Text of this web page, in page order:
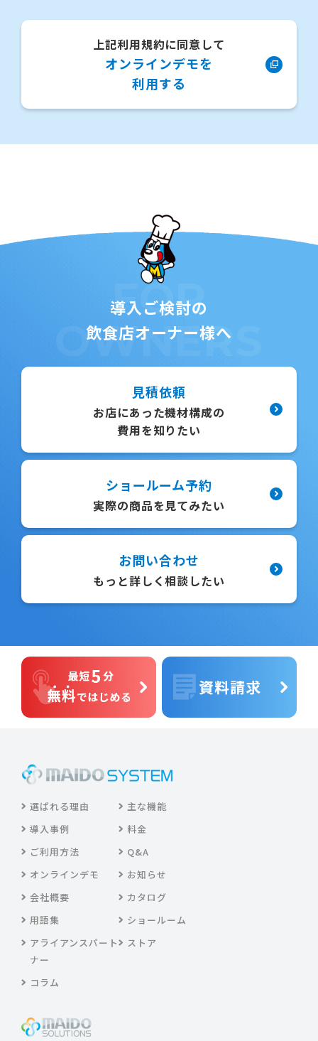
尚、公序良俗に反する内容の書き込
みや登録については、威力業務妨害とみ
上記利用規約に同意して
オンラインデモを
利用する
導入ご検討の
飲食店オーナー様へ
FOR
OWNERS
見積依頼
お店にあった機材構成の
費用を知りたい
ショールーム予約
実際の商品を見てみたい
お問い合わせ
もっと詳しく相談したい
選ばれる理由
主な機能
導入事例
料金
ご利用方法
Q&A
オンラインデモ
お知らせ
会社概要
カタログ
用語集
ショールーム
アライアンスパート
ナー
ストア
コラム